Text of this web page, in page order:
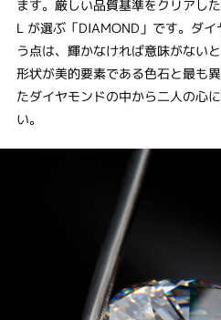
ます。厳しい品質基準をクリアし
L が選ぶ「DIAMOND」です。ダ
う点は、輝かなければ意味がない
形状が美的要素である色石と最も
たダイヤモンドの中から二人の心
い。